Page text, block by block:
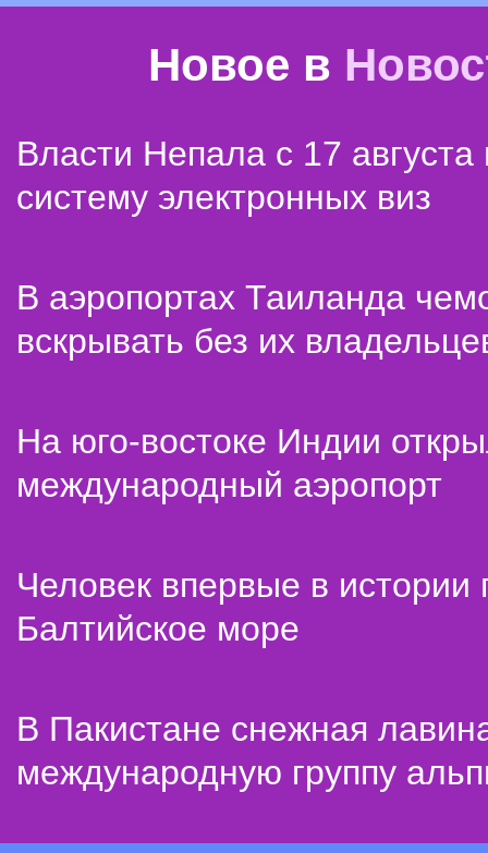
Новое в
Власти Непала с 17 августа
систему электронных виз
В аэропортах Таиланда
вскрывать без их
На юго-востоке Индии
международный аэропорт
Человек впервые в истории
Балтийское море
В Пакистане снежная
международную группу